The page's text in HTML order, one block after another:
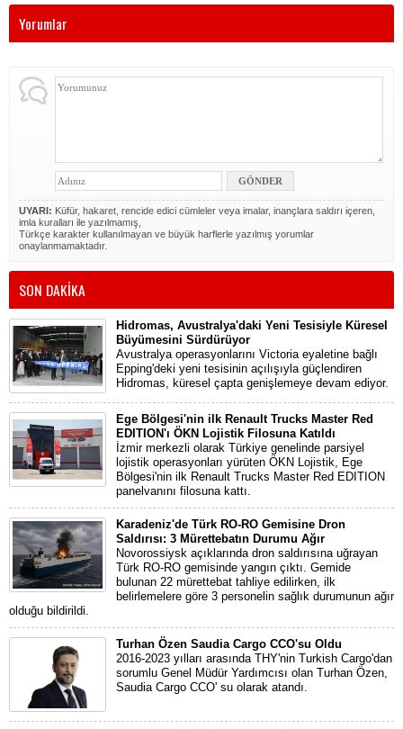
Yorumlar
UYARI: Küfür, hakaret, rencide edici cümleler veya imalar, inançlara saldırı içeren,
imla kuralları ile yazılmamış,
Türkçe karakter kullanılmayan ve büyük harflerle yazılmış yorumlar
onaylanmamaktadır.
SON DAKİKA
Hidromas, Avustralya'daki Yeni Tesisiyle Küresel
Büyümesini Sürdürüyor
Avustralya operasyonlarını Victoria eyaletine bağlı
Epping'deki yeni tesisinin açılışıyla güçlendiren
Hidromas, küresel çapta genişlemeye devam ediyor.
Ege Bölgesi'nin ilk Renault Trucks Master Red
EDITION'ı ÖKN Lojistik Filosuna Katıldı
İzmir merkezli olarak Türkiye genelinde parsiyel
lojistik operasyonları yürüten ÖKN Lojistik, Ege
Bölgesi'nin ilk Renault Trucks Master Red EDITION
panelvanını filosuna kattı.
Karadeniz'de Türk RO-RO Gemisine Dron
Saldırısı: 3 Mürettebatın Durumu Ağır
Novorossiysk açıklarında dron saldırısına uğrayan
Türk RO-RO gemisinde yangın çıktı. Gemide
bulunan 22 mürettebat tahliye edilirken, ilk
belirlemelere göre 3 personelin sağlık durumunun ağır
olduğu bildirildi.
Turhan Özen Saudia Cargo CCO'su Oldu
2016-2023 yılları arasında THY'nin Turkish Cargo'dan
sorumlu Genel Müdür Yardımcısı olan Turhan Özen,
Saudia Cargo CCO' su olarak atandı.